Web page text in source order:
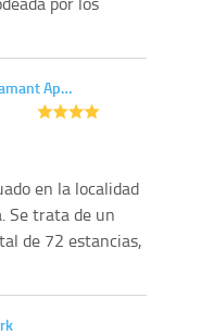
Ap…
en la localidad
Se trata de un
de 72 estancias,